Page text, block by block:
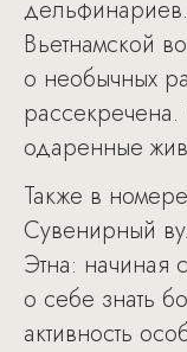
Вьетнамской
о необычных
одаренные
Также в
Сувенирный
Этна: начиная
о себе знать
активность